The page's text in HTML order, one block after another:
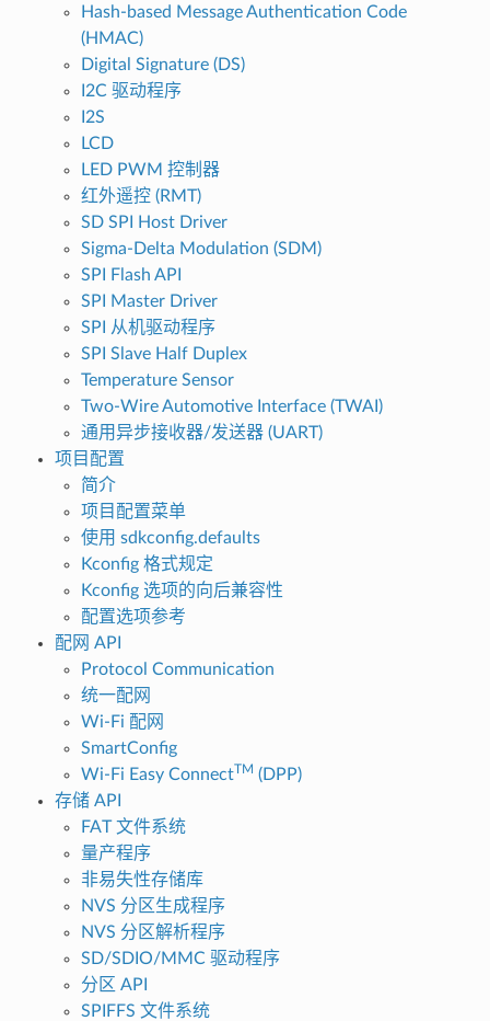
Hash-based Message Authentication Code
(HMAC)
Digital Signature (DS)
I2C 驱动程序
I2S
LCD
LED PWM 控制器
红外遥控 (RMT)
SD SPI Host Driver
Sigma-Delta Modulation (SDM)
SPI Flash API
SPI Master Driver
SPI 从机驱动程序
SPI Slave Half Duplex
Temperature Sensor
Two-Wire Automotive Interface (TWAI)
通用异步接收器/发送器 (UART)
项目配置
简介
项目配置菜单
使用 sdkconfig.defaults
Kconfig 格式规定
Kconfig 选项的向后兼容性
配置选项参考
配网 API
Protocol Communication
统一配网
Wi-Fi 配网
SmartConfig
Wi-Fi Easy ConnectTM (DPP)
存储 API
FAT 文件系统
量产程序
非易失性存储库
NVS 分区生成程序
NVS 分区解析程序
SD/SDIO/MMC 驱动程序
分区 API
SPIFFS 文件系统